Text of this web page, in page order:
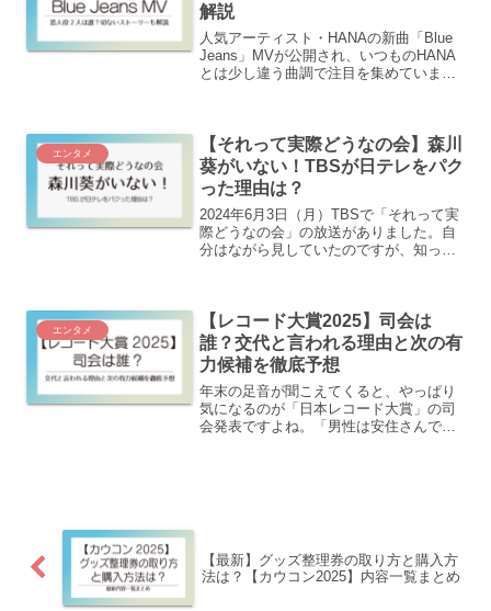
解説
人気アーティスト・HANAの新曲「Blue
Jeans」MVが公開され、いつものHANA
とは少し違う曲調で注目を集めていま
演じるの...
エンタメ
【それって実際どうなの会】森川
葵がいない！TBSが日テレをパク
った理由は？
2024年6月3日（月）TBSで「それって実
際どうなの会」の放送がありました。自
分はながら見していたのですが、知って
放送はTBS。「...
エンタメ
【レコード大賞2025】司会は
誰？交代と言われる理由と次の有
力候補を徹底予想
年末の足音が聞こえてくると、やっぱり
気になるのが「日本レコード大賞」の司
会発表ですよね。「男性は安住さんで安
【最新】グッズ整理券の取り方と購入方
法は？【カウコン2025】内容一覧まとめ